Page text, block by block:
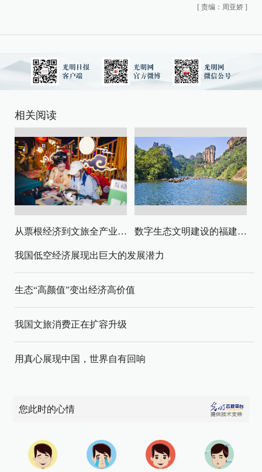
[ 责编：周亚娇 ]
相关阅读
从票根经济到文旅全产业链升级 数字生态文明建设的福建路径与启示
我国低空经济展现出巨大的发展潜力
生态“高颜值”变出经济高价值
我国文旅消费正在扩容升级
用真心展现中国，世界自有回响
您此时的心情